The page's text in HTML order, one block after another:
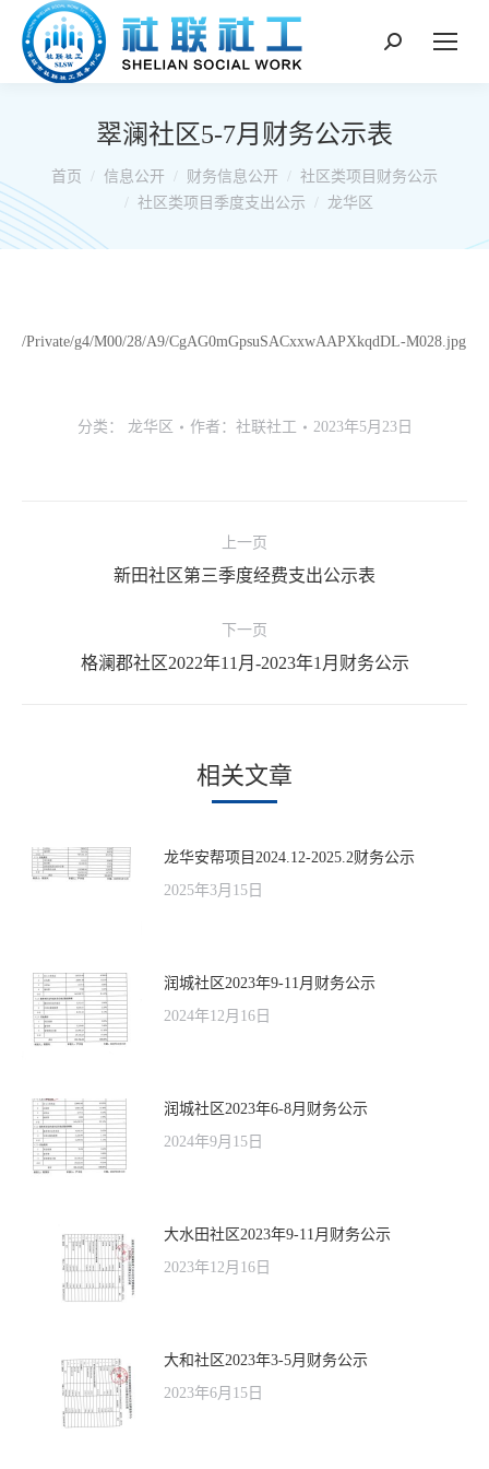
搜
翠澜社区5-7月财务公示表
你在这里：
首页 信息公开 财务信息公开
社区类项目财务公示
社区类项目季度支出公示
龙华区
/Private/g4/M00/28/A9/CgAG0mGpsuSACxxwAAPXkqdDL-M028.jpg
分类： 龙华区 作者： 社联社工 2023年5月23日
上一页
上
文
章：
新田社区第三季度经费支出公示表
下一页
下
章：
格澜郡社区2022年11月-2023年1月财务公示
相关文章
龙华安帮项目2024.12-2025.2财务公示
2025年3月15日
润城社区2023年9-11月财务公示
2024年12月16日
润城社区2023年6-8月财务公示
2024年9月15日
大水田社区2023年9-11月财务公示
2023年12月16日
大和社区2023年3-5月财务公示
2023年6月15日